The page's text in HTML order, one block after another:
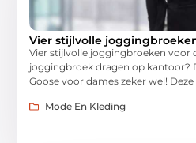
Vier stijlvolle
Vier stijlvolle joggingbroeken voor
joggingbroek dragen op kantoor?
Goose voor dames zeker wel!
Mode En Kleding